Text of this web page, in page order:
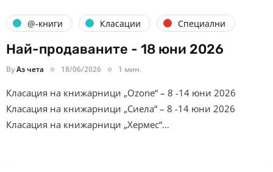
@-книги Класации Специални
Най-продаваните - 18 юни 2026
ByАз чета 18/06/2026 1 мин.
Класация на книжарници „Ozone“ – 8 -14 юни 2026
Класация на книжарници „Сиела“ – 8 -14 юни 2026
Класация на книжарници „Хермес“…